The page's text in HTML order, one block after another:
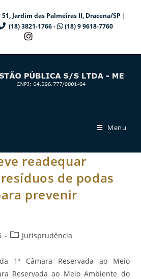
Jardim das Palmeiras II, Dracena/SP |
(18) 3821-1766 - (18) 9 9618-7760
Menu
readequar
de podas
prevenir
Categoria
post:
Jurisprudência
1ª Câmara Reservada ao Meio
Reservada ao Meio Ambiente do